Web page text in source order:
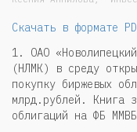
Скачать в формате
1. ОАО
(НЛМК) в среду
покупку биржевых
млрд.рублей. Книга
облигаций на ФБ